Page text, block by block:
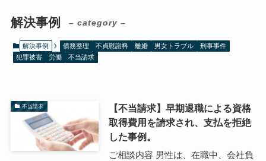
解決事例 – category –
解決事例 債務整理 不貞慰謝料 離婚 男女トラブル
刑事事件
犯罪被害
労働 不当請求
不当請求
【不当請求】早期退職による資格
取得費用を請求され、支払を拒絶
した事例。
ご相談内容 男性は、在職中、会社負